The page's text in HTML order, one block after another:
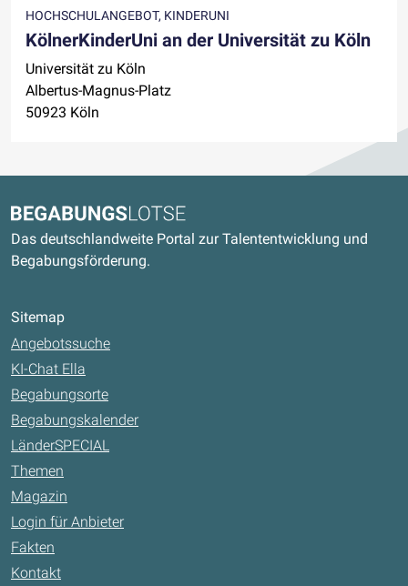
HOCHSCHULANGEBOT, KINDERUNI
KölnerKinderUni an der Universität zu Köln
Universität zu Köln
Albertus-Magnus-Platz
50923 Köln
Begabungslotse
Das deutschlandweite Portal zur Talententwicklung und
Begabungsförderung.
Sitemap
Angebotssuche
KI-Chat Ella
Begabungsorte
Begabungskalender
LänderSPECIAL
Themen
Magazin
Login für Anbieter
Fakten
Kontakt